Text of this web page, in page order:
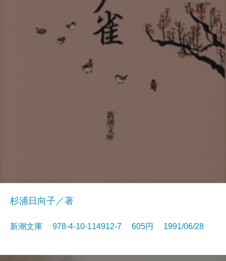
杉浦日向子／著
新潮文庫 978-4-10-114912-7 605円 1991/06/28